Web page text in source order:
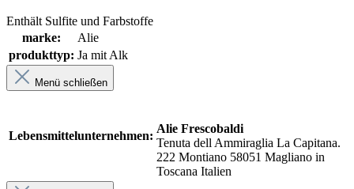
Enthält Sulfite und Farbstoffe
marke:
Alie
produkttyp: Ja mit Alk
Menü schließen
Lebensmittelunternehmen:
Alie Frescobaldi
Tenuta dell Ammiraglia La Capitana.
222 Montiano 58051 Magliano in
Toscana Italien